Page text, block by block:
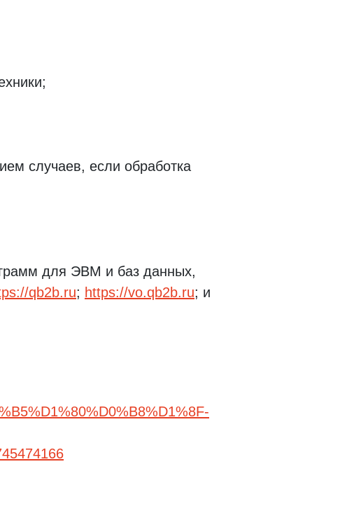
случаев, если обработка
для ЭВМ и баз данных,
qb2b.ru; https://vo.qb2b.ru; и